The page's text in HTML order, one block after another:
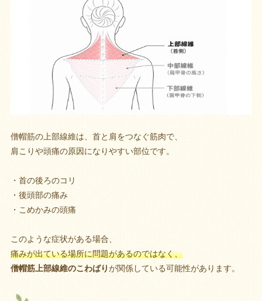
僧帽筋の上部線維は、首と肩をつなぐ筋肉で、
肩こりや頭痛の原因になりやすい部位です。
・首の後ろのコリ
・後頭部の痛み
・こめかみの頭痛
このような症状がある場合、
痛みが出ている場所に問題があるのではなく、
僧帽筋上部線維のこわばりが関係している可能性があります。